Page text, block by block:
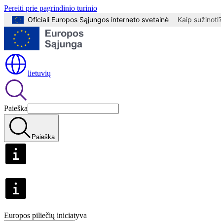
Pereiti prie pagrindinio turinio
Oficiali Europos Sąjungos interneto svetainė
Kaip
lietuvių
Paieška
Paieška
Europos piliečių iniciatyva